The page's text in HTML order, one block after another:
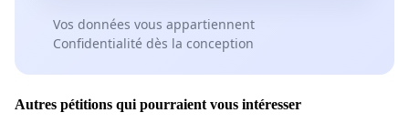
Vos données vous appartiennent
Confidentialité dès la conception
Autres pétitions qui pourraient vous intéresser